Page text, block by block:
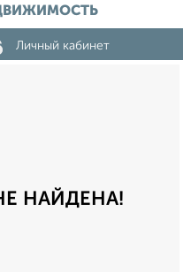
Личный кабинет
НАЙДЕНА!